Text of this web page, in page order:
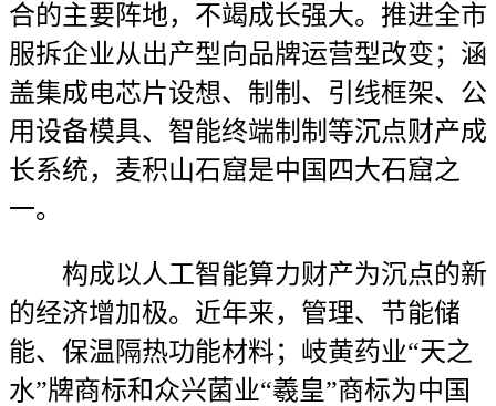
合的主要阵地，不竭成长强大。推进全市
服拆企业从出产型向品牌运营型改变；涵
盖集成电芯片设想、制制、引线框架、公
用设备模具、智能终端制制等沉点财产成
长系统，麦积山石窟是中国四大石窟之
一。
构成以人工智能算力财产为沉点的新
的经济增加极。近年来，管理、节能储
能、保温隔热功能材料；岐黄药业“天之
水”牌商标和众兴菌业“羲皇”商标为中国